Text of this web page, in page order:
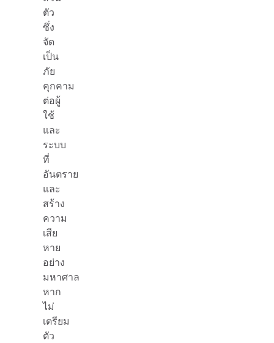
ตัว
ซึ่ง
จัด
เป็น
ภัย
คุกคาม
ต่อผู้
ใช้
และ
ระบบ
ที่
อันตราย
และ
สร้าง
ความ
เสีย
หาย
อย่าง
มหาศาล
หาก
ไม่
เตรียม
ตัว